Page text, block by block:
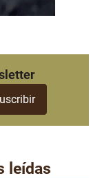
leídas